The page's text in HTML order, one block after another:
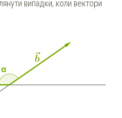
випадки, коли вектори